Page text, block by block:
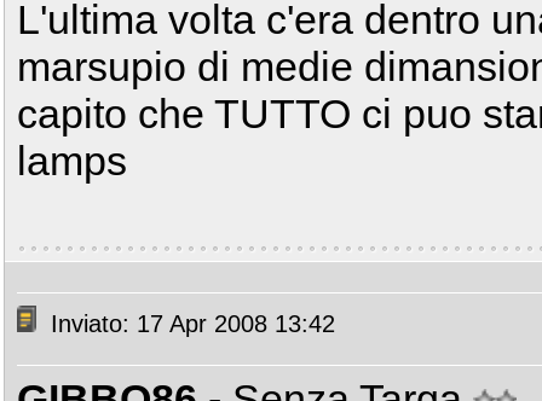
L'ultima volta c'era dentro
marsupio di medie
capito che TUTTO ci puo
lamps
Inviato: 17 Apr 2008 13:42